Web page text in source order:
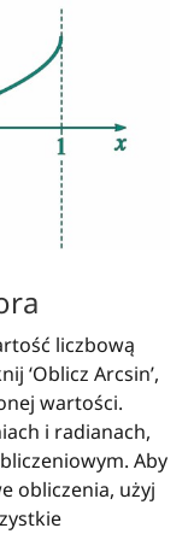
liczbową
‘Oblicz Arcsin’,
wartości.
i radianach,
Aby
obliczenia, użyj